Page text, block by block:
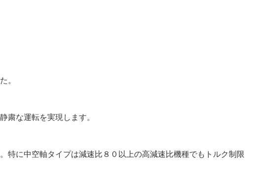
。
粛な運転を実現します。
特に中空軸タイプは減速比８０以上の高減速比機種でもトルク制限